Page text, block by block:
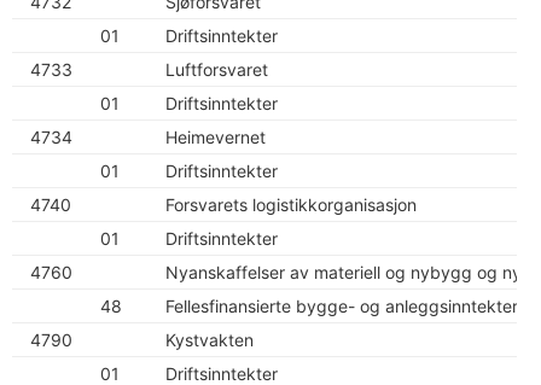
01
Driftsinntekter
4733
Luftforsvaret
01
Driftsinntekter
4734
Heimevernet
01
Driftsinntekter
4740
Forsvarets logistikkorganisasjon
01
Driftsinntekter
4760
Nyanskaffelser av materiell og nybygg og
48
Fellesfinansierte bygge- og anleggsinntekter
4790
Kystvakten
01
Driftsinntekter